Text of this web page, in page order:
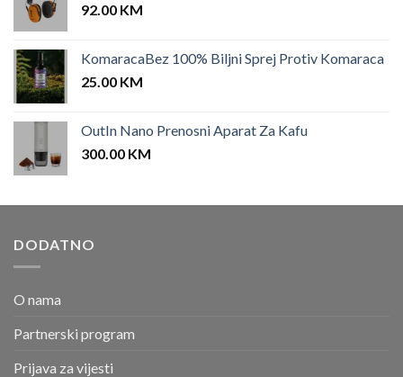
92.00 KM
KomaracaBez 100% Biljni Sprej Protiv Komaraca
25.00 KM
OutIn Nano Prenosni Aparat Za Kafu
300.00 KM
DODATNO
O nama
Partnerski program
Prijava za vijesti